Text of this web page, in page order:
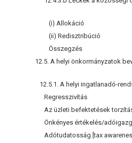
(i) Allokáció
(ii) Redisztribúció
Összegzés
12.5.1. A helyi ingatlanadó-
Regresszivítás
Az üzleti befektetések
Önkényes értékelés/
Adótudatosság [tax